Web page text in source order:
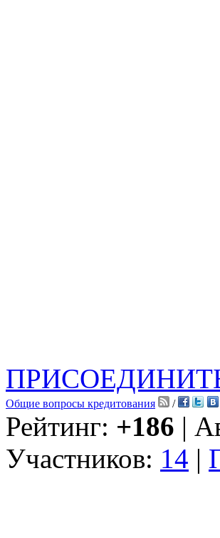
Общие вопросы кредитования /
Рейтинг: +186 |
Участников: 14 |